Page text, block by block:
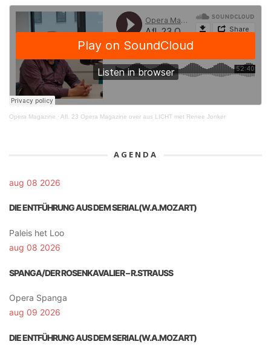
Opera Magazine · Afl. 23 Opera Magazine over aus LICHT met Renee Jonker
AGENDA
aug 08 2026
DIE ENTFÜHRUNG AUS DEM SERIAL(W.A.MOZART)
Paleis het Loo
aug 08 2026
SPANGA/DER ROSENKAVALIER – R.STRAUSS
Opera Spanga
aug 09 2026
DIE ENTFÜHRUNG AUS DEM SERIAL(W.A.MOZART)